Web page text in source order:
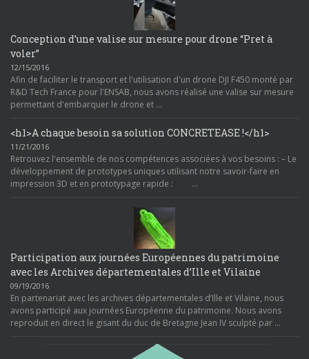
Conception d’une valise sur mesure pour drone “Pret à
voler”
12/15/2016
Afin de faciliter le transport et l'utilisation d'un drone DJI F450 monté par
R&D Tech France pour l'ENSAB, nous avons réalisé une valise sur mesure
permettant d'embarquer le drone et …
<h1>A chaque besoin sa solution CONCRETEASE !</h1>
11/21/2016
Retrouvez l'ensemble de nos compétences associées à vos besoins : – Le
développement de prototypes uniques utilisant notre savoir-faire en
impression 3D et en prototypage rapide : …
Participation aux journées Européennes du patrimoine
avec les Archives départementales d’Ille et Vilaine
09/19/2016
En partenariat avec les archives départementales d’Ille et Vilaine, nous
avons participé aux journées Européenne du patrimoine. Nous avons
reproduit en direct le gisant du duc de Bretagne Jean IV sculpté par …